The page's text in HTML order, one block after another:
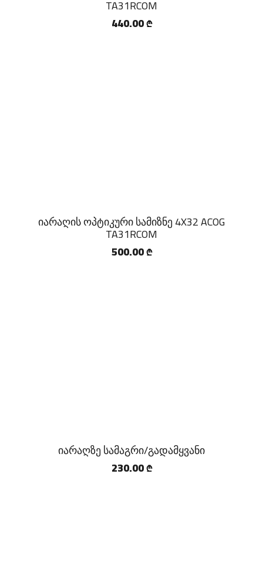
TA31RCOM
440.00 ₾
იარაღის ოპტიკური სამიზნე 4X32 ACOG
TA31RCOM
500.00 ₾
იარაღზე სამაგრი/გადამყვანი
230.00 ₾